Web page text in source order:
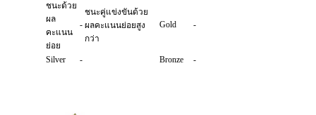
ชนะด้วย
ผล
คะแนน
ย่อย
-
ชนะคู่แข่งขันด้วย
ผลคะแนนย่อยสูง
กว่า
Gold -
Silver - Bronze -